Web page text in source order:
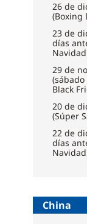
26 de
(Boxing
23 de
días
29 de
Black
20 de
(Súper
22 de
días
China